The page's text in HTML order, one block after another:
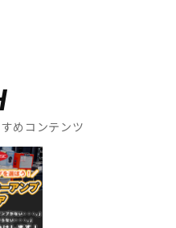
めコンテンツ